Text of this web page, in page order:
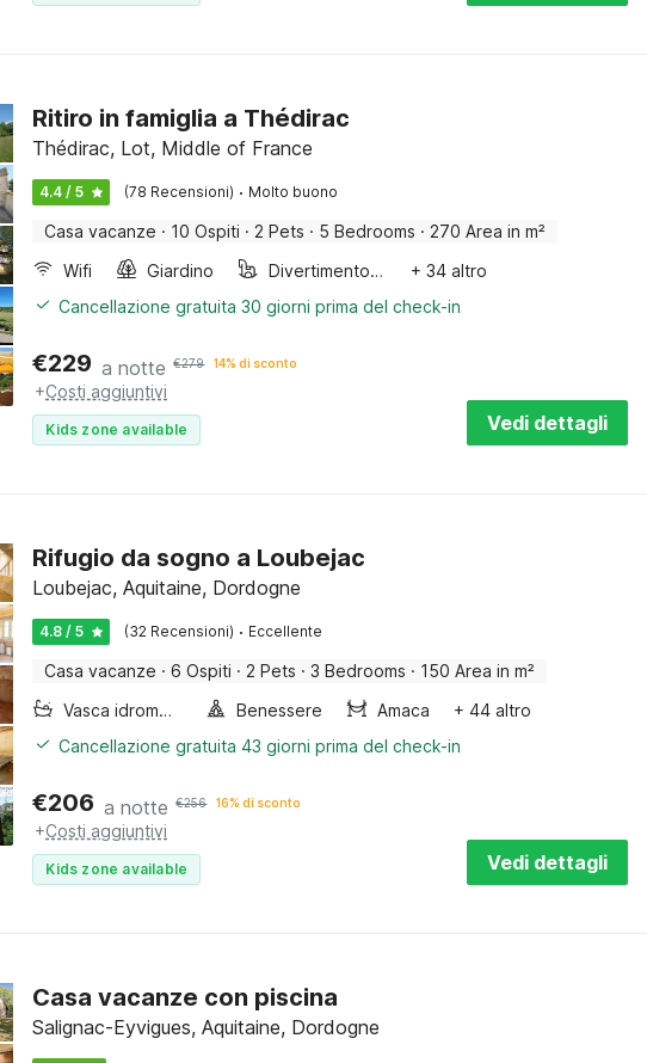
Ritiro in famiglia a Thédirac
Thédirac, Lot, Middle of France
4.4 / 5 (78 Recensioni) · Molto buono
Casa vacanze · 10 Ospiti · 2 Pets · 5 Bedrooms · 270 Area in m²
Wifi
Giardino Divertimento per bambini
+ 34 altro
Cancellazione gratuita 30 giorni prima del check-in
€229 a notte €279 14% di sconto
+Costi aggiuntivi
Kids zone available Vedi dettagli
Rifugio da sogno a Loubejac
Loubejac, Aquitaine, Dordogne
4.8 / 5 (32 Recensioni) · Eccellente
Casa vacanze · 6 Ospiti · 2 Pets · 3 Bedrooms · 150 Area in m²
Vasca idromassaggio
Benessere Amaca
+ 44 altro
Cancellazione gratuita 43 giorni prima del check-in
€206 a notte €256 16% di sconto
+Costi aggiuntivi
Kids zone available Vedi dettagli
Casa vacanze con piscina
Salignac-Eyvigues, Aquitaine, Dordogne